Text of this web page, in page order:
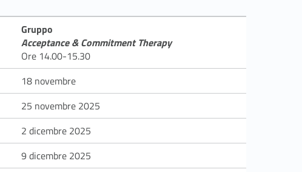
Gruppo
Acceptance & Commitment Therapy
Ore 14.00-15.30
18 novembre
25 novembre 2025
2 dicembre 2025
9 dicembre 2025